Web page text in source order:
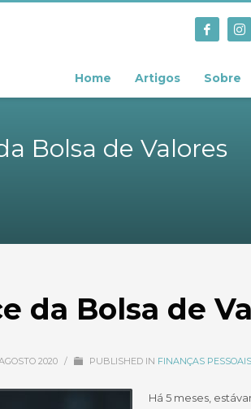
Home Artigos Sobre
Bolsa de Valores
da Bolsa de
2020 / PUBLISHED IN FINANÇAS PESSOAIS
Há 5 meses,